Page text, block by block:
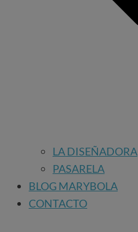
LA DISEÑADORA
PASARELA
BLOG MARYBOLA
CONTACTO